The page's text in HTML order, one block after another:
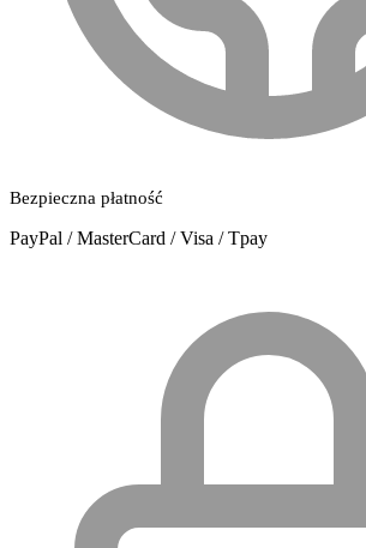
Bezpieczna płatność
PayPal / MasterCard / Visa / Tpay